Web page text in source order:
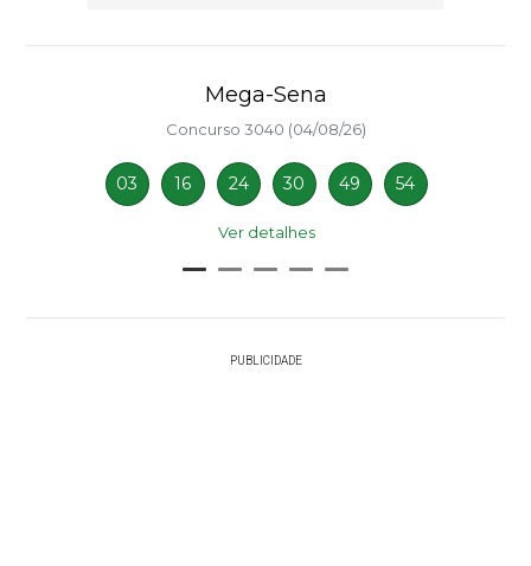
Mega-Sena
Concurso 3040 (04/08/26)
03 16 24 30 49 54
Ver detalhes
PUBLICIDADE